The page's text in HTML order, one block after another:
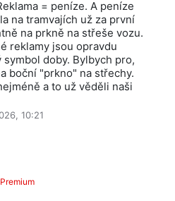
= peníze. A peníze
na tramvajích už za první
na prkně na střeše vozu.
reklamy jsou opravdu
doby. Bylbych pro,
boční "prkno" na střechy.
a to už věděli naši
10:21
Premium